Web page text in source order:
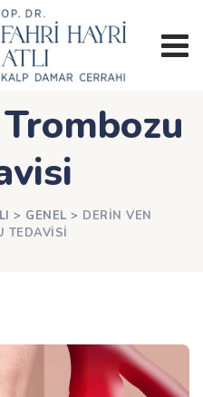
> GENEL > DERIN VEN
TEDAVISI